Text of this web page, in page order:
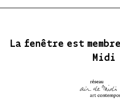
La fenêtre est
Midi